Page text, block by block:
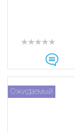
Ожидаемый